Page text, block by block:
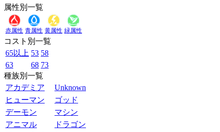
属性別一覧
赤属性 青属性 黄属性 緑属性
コスト別一覧
65以上 53 58
63
68 73
種族別一覧
アカデミア
Unknown
ヒューマン
ゴッド
デーモン
マシン
アニマル
ドラゴン